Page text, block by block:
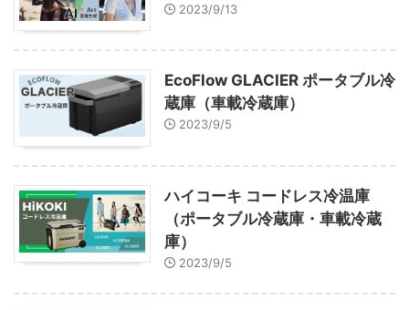
2023/9/13
EcoFlow GLACIER ポータブル冷
蔵庫（車載冷蔵庫）
2023/9/5
ハイコーキ コードレス冷温庫
（ポータブル冷蔵庫・車載冷蔵
庫）
2023/9/5